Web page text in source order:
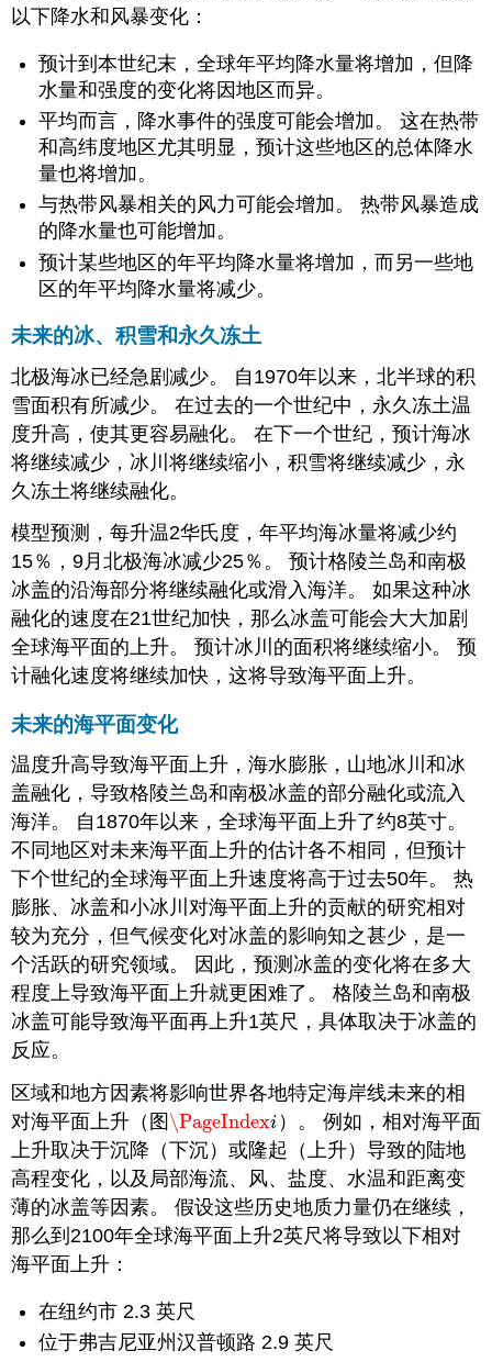
以下降水和风暴变化：
预计到本世纪末，全球年平均降水量将增加，但降
水量和强度的变化将因地区而异。
平均而言，降水事件的强度可能会增加。 这在热带
和高纬度地区尤其明显，预计这些地区的总体降水
量也将增加。
与热带风暴相关的风力可能会增加。 热带风暴造成
的降水量也可能增加。
预计某些地区的年平均降水量将增加，而另一些地
区的年平均降水量将减少。
未来的冰、积雪和永久冻土
北极海冰已经急剧减少。 自1970年以来，北半球的积
雪面积有所减少。在过去的一个世纪中，永久冻土温
度升高，使其更容易融化。在下一个世纪，预计海冰
将继续减少，冰川将继续缩小，积雪将继续减少，永
久冻土将继续融化。
模型预测，每升温2华氏度，年平均海冰量将减少约
15％，9月北极海冰减少25％。预计格陵兰岛和南极
冰盖的沿海部分将继续融化或滑入海洋。 如果这种冰
融化的速度在21世纪加快，那么冰盖可能会大大加剧
全球海平面的上升。预计冰川的面积将继续缩小。 预
计融化速度将继续加快，这将导致海平面上升。
未来的海平面变化
温度升高导致海平面上升，海水膨胀，山地冰川和冰
盖融化，导致格陵兰岛和南极冰盖的部分融化或流入
海洋。 自1870年以来，全球海平面上升了约8英寸。
不同地区对未来海平面上升的估计各不相同，但预计
下个世纪的全球海平面上升速度将高于过去50年。热
膨胀、冰盖和小冰川对海平面上升的贡献的研究相对
较为充分，但气候变化对冰盖的影响知之甚少，是一
个活跃的研究领域。 因此，预测冰盖的变化将在多大
程度上导致海平面上升就更困难了。格陵兰岛和南极
冰盖可能导致海平面再上升1英尺，具体取决于冰盖的
反应。
区域和地方因素将影响世界各地特定海岸线未来的相
对海平面上升（图 \PageIndexi
\PageIndexi ）。 例如，相对海平面
上升取决于沉降（下沉）或隆起（上升）导致的陆地
高程变化，以及局部海流、风、盐度、水温和距离变
薄的冰盖等因素。 假设这些历史地质力量仍在继续，
那么到2100年全球海平面上升2英尺将导致以下相对
海平面上升：
在纽约市 2.3 英尺
位于弗吉尼亚州汉普顿路 2.9 英尺